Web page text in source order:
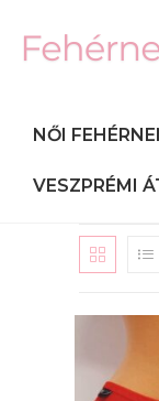
NŐI
VESZPRÉMI